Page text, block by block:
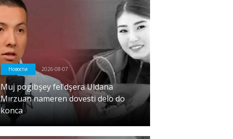
Новости 2026-08-07
Muj pogibşey fel'dşera Uldana
Mırzuan nameren dovesti delo do
konca